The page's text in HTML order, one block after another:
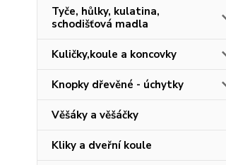
Tyče, hůlky, kulatina,
schodišťová madla
Kuličky,koule a koncovky
Knopky dřevěné - úchytky
Věšáky a věšáčky
Kliky a dveřní koule